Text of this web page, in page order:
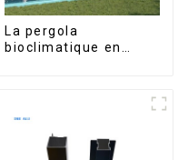
La pergola
bioclimatique en
une utilisation sur